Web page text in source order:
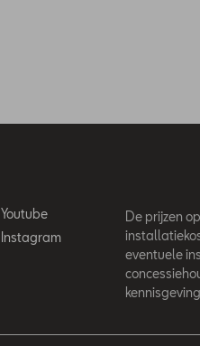
Youtube
Instagram
De prijzen
eventuele